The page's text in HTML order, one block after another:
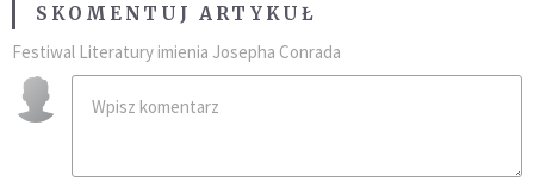
SKOMENTUJ ARTYKUŁ
Festiwal Literatury imienia Josepha Conrada